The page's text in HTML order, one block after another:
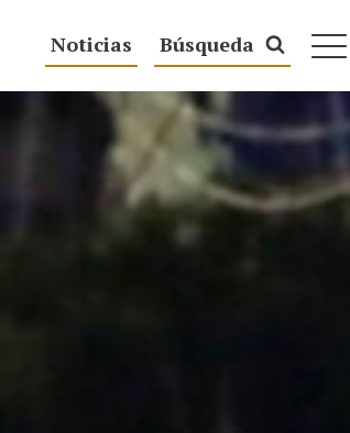
Noticias Búsqueda